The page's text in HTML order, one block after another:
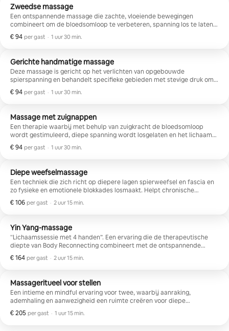
Zweedse massage
Een ontspannende massage die zachte, vloeiende bewegingen
combineert om de bloedsomloop te verbeteren, spanning los te laten
en een diepe staat van rust te bevorderen. Ideaal om stress te
verminderen, het zenuwstelsel te ontspannen en opnieuw contact te
€ 94 per gast
€ 94 per gast
, · 1 uur 30 min.
Gerichte handmatige massage
Deze massage is gericht op het verlichten van opgebouwde
spierspanning en behandelt specifieke gebieden met stevige druk om
contracturen los te maken, de mobiliteit te verbeteren en fysieke pijn
te verminderen. Perfect voor wie lichamelijke stress of ongemak
€ 94 per gast
€ 94 per gast
, · 1 uur 30 min.
Massage met zuignappen
Een therapie waarbij met behulp van zuigkracht de bloedsomloop
wordt gestimuleerd, diepe spanning wordt losgelaten en het lichaam
wordt ontgift. Cupping-bekers helpen de fascia los te maken, spierpijn
te verlichten en natuurlijke herstelprocessen te activeren. Ideaal om te
lichaam door middel van een intense en bevrijdende sensatie.
€ 94 per gast
€ 94 per gast
, · 1 uur 30 min.
Diepe weefselmassage
Een techniek die zich richt op diepere lagen spierweefsel en fascia en
zo fysieke en emotionele blokkades losmaakt. Helpt chronische
spanning los te laten, de houding te verbeteren en een gevoel van
diepe, blijvende verlichting in het lichaam te creëren.
€ 106 per gast
€ 106 per gast
, · 2 uur 15 min.
Yin Yang-massage
“Lichaamssessie met 4 handen”. Een ervaring die de therapeutische
diepte van Body Reconnecting combineert met de ontspannende
vloeiendheid van de Zweedse massage (ontspannend), waardoor een
balans ontstaat tussen bevrijding en diepe rust.
€ 164 per gast
€ 164 per gast
, · 2 uur 15 min.
Massageritueel voor stellen
Een intieme en mindful ervaring voor twee, waarbij aanraking,
ademhaling en aanwezigheid een ruimte creëren voor diepe
verbinding. Ideaal om als koppel de band te versterken, samen te
ontspannen en een moment van welzijn, zorg en harmonie te delen.
€ 205 per gast
€ 205 per gast
, · 1 uur 15 min.